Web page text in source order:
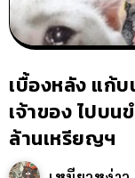
เบื้องหลัง แก้
เจ้าของ ไปบน
ล้านเหรียญฯ